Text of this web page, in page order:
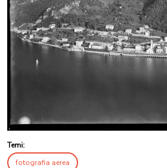
Temi:
fotografia aerea